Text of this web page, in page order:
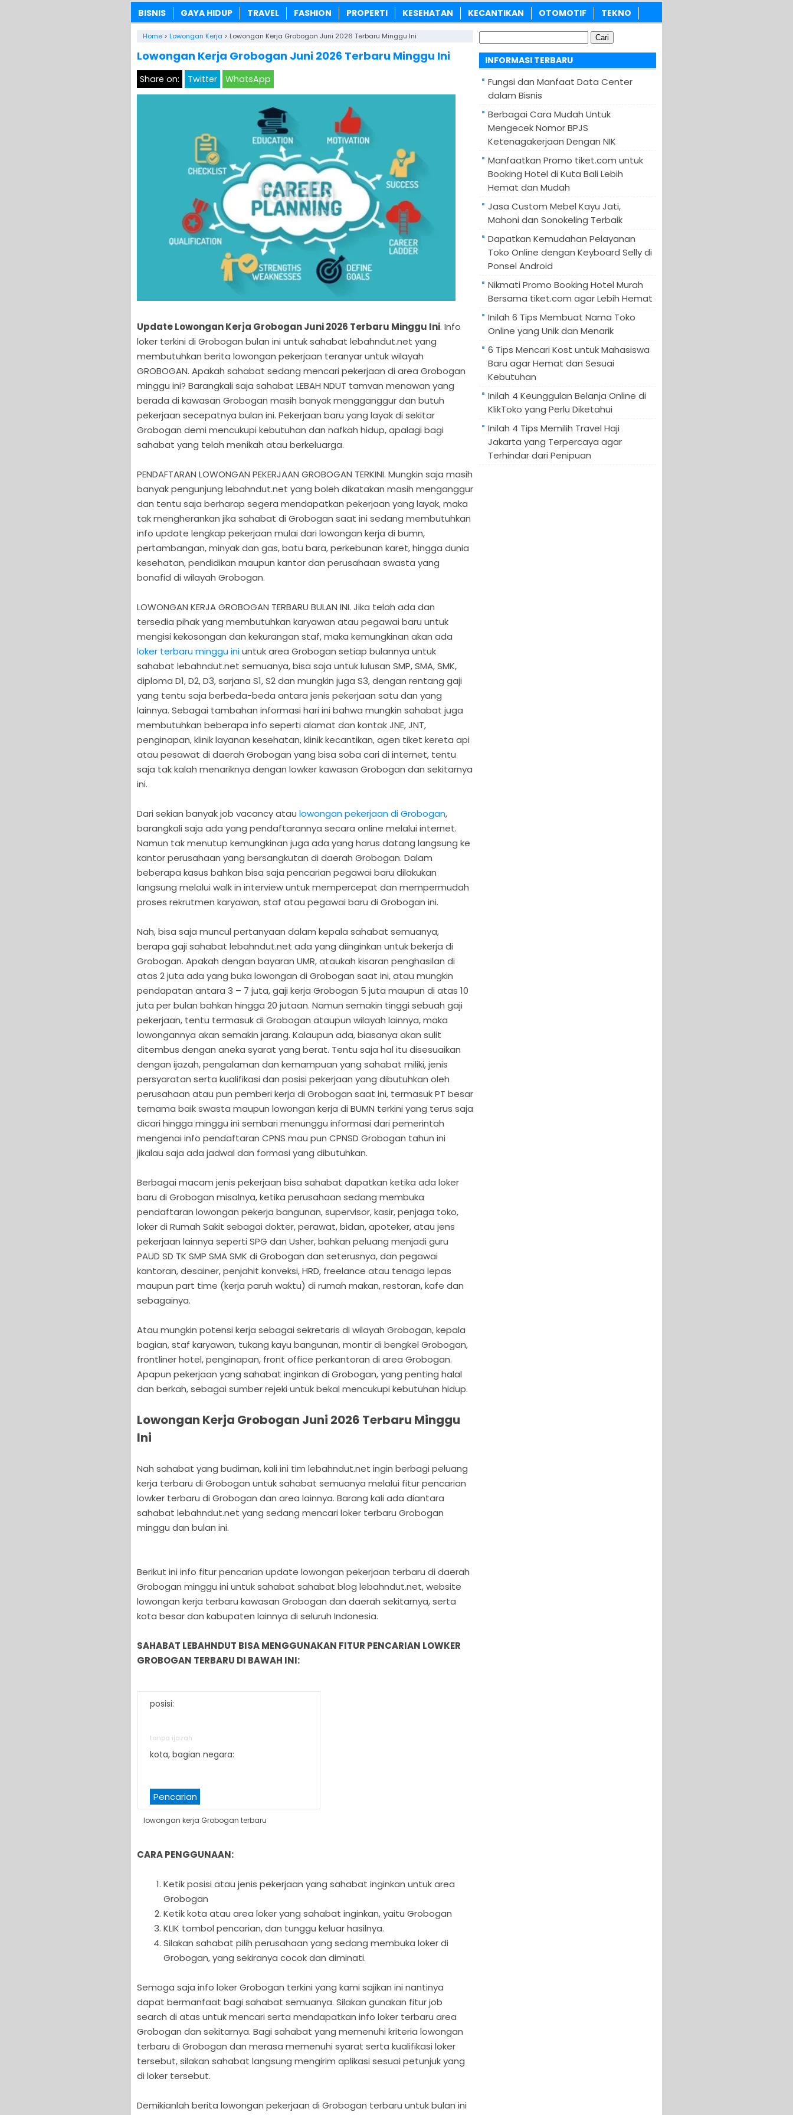
BISNIS GAYA HIDUP TRAVEL FASHION PROPERTI KESEHATAN KECANTIKAN OTOMOTIF TEKNO
Home > Lowongan Kerja > Lowongan Kerja Grobogan Juni 2026 Terbaru Minggu Ini
Lowongan Kerja Grobogan Juni 2026 Terbaru Minggu Ini
Share on: Twitter WhatsApp
Update Lowongan Kerja Grobogan Juni 2026 Terbaru Minggu Ini. Info
loker terkini di Grobogan bulan ini untuk sahabat lebahndut.net yang
membutuhkan berita lowongan pekerjaan teranyar untuk wilayah
GROBOGAN. Apakah sahabat sedang mencari pekerjaan di area Grobogan
minggu ini? Barangkali saja sahabat LEBAH NDUT tamvan menawan yang
berada di kawasan Grobogan masih banyak mengganggur dan butuh
pekerjaan secepatnya bulan ini. Pekerjaan baru yang layak di sekitar
Grobogan demi mencukupi kebutuhan dan nafkah hidup, apalagi bagi
sahabat yang telah menikah atau berkeluarga.
PENDAFTARAN LOWONGAN PEKERJAAN GROBOGAN TERKINI. Mungkin saja masih
banyak pengunjung lebahndut.net yang boleh dikatakan masih menganggur
dan tentu saja berharap segera mendapatkan pekerjaan yang layak, maka
tak mengherankan jika sahabat di Grobogan saat ini sedang membutuhkan
info update lengkap pekerjaan mulai dari lowongan kerja di bumn,
pertambangan, minyak dan gas, batu bara, perkebunan karet, hingga dunia
kesehatan, pendidikan maupun kantor dan perusahaan swasta yang
bonafid di wilayah Grobogan.
LOWONGAN KERJA GROBOGAN TERBARU BULAN INI. Jika telah ada dan
tersedia pihak yang membutuhkan karyawan atau pegawai baru untuk
mengisi kekosongan dan kekurangan staf, maka kemungkinan akan ada
loker terbaru minggu iniuntuk area Grobogan setiap bulannya untuk
sahabat lebahndut.net semuanya, bisa saja untuk lulusan SMP, SMA, SMK,
diploma D1, D2, D3, sarjana S1, S2 dan mungkin juga S3, dengan rentang gaji
yang tentu saja berbeda-beda antara jenis pekerjaan satu dan yang
lainnya. Sebagai tambahan informasi hari ini bahwa mungkin sahabat juga
membutuhkan beberapa info seperti alamat dan kontak JNE, JNT,
penginapan, klinik layanan kesehatan, klinik kecantikan, agen tiket kereta api
atau pesawat di daerah Grobogan yang bisa soba cari di internet, tentu
saja tak kalah menariknya dengan lowker kawasan Grobogan dan sekitarnya
ini.
Dari sekian banyak job vacancy atau lowongan pekerjaan di Grobogan,
barangkali saja ada yang pendaftarannya secara online melalui internet.
Namun tak menutup kemungkinan juga ada yang harus datang langsung ke
kantor perusahaan yang bersangkutan di daerah Grobogan. Dalam
beberapa kasus bahkan bisa saja pencarian pegawai baru dilakukan
langsung melalui walk in interview untuk mempercepat dan mempermudah
proses rekrutmen karyawan, staf atau pegawai baru di Grobogan ini.
Nah, bisa saja muncul pertanyaan dalam kepala sahabat semuanya,
berapa gaji sahabat lebahndut.net ada yang diinginkan untuk bekerja di
Grobogan. Apakah dengan bayaran UMR, ataukah kisaran penghasilan di
atas 2 juta ada yang buka lowongan di Grobogan saat ini, atau mungkin
pendapatan antara 3 – 7 juta, gaji kerja Grobogan 5 juta maupun di atas 10
juta per bulan bahkan hingga 20 jutaan. Namun semakin tinggi sebuah gaji
pekerjaan, tentu termasuk di Grobogan ataupun wilayah lainnya, maka
lowongannya akan semakin jarang. Kalaupun ada, biasanya akan sulit
ditembus dengan aneka syarat yang berat. Tentu saja hal itu disesuaikan
dengan ijazah, pengalaman dan kemampuan yang sahabat miliki, jenis
persyaratan serta kualifikasi dan posisi pekerjaan yang dibutuhkan oleh
perusahaan atau pun pemberi kerja di Grobogan saat ini, termasuk PT besar
ternama baik swasta maupun lowongan kerja di BUMN terkini yang terus saja
dicari hingga minggu ini sembari menunggu informasi dari pemerintah
mengenai info pendaftaran CPNS mau pun CPNSD Grobogan tahun ini
jikalau saja ada jadwal dan formasi yang dibutuhkan.
Berbagai macam jenis pekerjaan bisa sahabat dapatkan ketika ada loker
baru di Grobogan misalnya, ketika perusahaan sedang membuka
pendaftaran lowongan pekerja bangunan, supervisor, kasir, penjaga toko,
loker di Rumah Sakit sebagai dokter, perawat, bidan, apoteker, atau jens
pekerjaan lainnya seperti SPG dan Usher, bahkan peluang menjadi guru
PAUD SD TK SMP SMA SMK di Grobogan dan seterusnya, dan pegawai
kantoran, desainer, penjahit konveksi, HRD, freelance atau tenaga lepas
maupun part time (kerja paruh waktu) di rumah makan, restoran, kafe dan
sebagainya.
Atau mungkin potensi kerja sebagai sekretaris di wilayah Grobogan, kepala
bagian, staf karyawan, tukang kayu bangunan, montir di bengkel Grobogan,
frontliner hotel, penginapan, front office perkantoran di area Grobogan.
Apapun pekerjaan yang sahabat inginkan di Grobogan, yang penting halal
dan berkah, sebagai sumber rejeki untuk bekal mencukupi kebutuhan hidup.
Lowongan Kerja Grobogan Juni 2026 Terbaru Minggu
Ini
Nah sahabat yang budiman, kali ini tim lebahndut.net ingin berbagi peluang
kerja terbaru di Grobogan untuk sahabat semuanya melalui fitur pencarian
lowker terbaru di Grobogan dan area lainnya. Barang kali ada diantara
sahabat lebahndut.net yang sedang mencari loker terbaru Grobogan
minggu dan bulan ini.
Berikut ini info fitur pencarian update lowongan pekerjaan terbaru di daerah
Grobogan minggu ini untuk sahabat sahabat blog lebahndut.net, website
lowongan kerja terbaru kawasan Grobogan dan daerah sekitarnya, serta
kota besar dan kabupaten lainnya di seluruh Indonesia.
SAHABAT LEBAHNDUT BISA MENGGUNAKAN FITUR PENCARIAN LOWKER
GROBOGAN TERBARU DI BAWAH INI:
posisi:
tanpa ijazah
kota, bagian negara:
Pencarian
lowongan kerja Grobogan terbaru
CARA PENGGUNAAN:
Ketik posisi atau jenis pekerjaan yang sahabat inginkan untuk area
Grobogan
Ketik kota atau area loker yang sahabat inginkan, yaitu Grobogan
KLIK tombol pencarian, dan tunggu keluar hasilnya.
Silakan sahabat pilih perusahaan yang sedang membuka loker di
Grobogan, yang sekiranya cocok dan diminati.
Semoga saja info loker Grobogan terkini yang kami sajikan ini nantinya
dapat bermanfaat bagi sahabat semuanya. Silakan gunakan fitur job
search di atas untuk mencari serta mendapatkan info loker terbaru area
Grobogan dan sekitarnya. Bagi sahabat yang memenuhi kriteria lowongan
terbaru di Grobogan dan merasa memenuhi syarat serta kualifikasi loker
tersebut, silakan sahabat langsung mengirim aplikasi sesuai petunjuk yang
di loker tersebut.
Demikianlah berita lowongan pekerjaan di Grobogan terbaru untuk bulan ini
untuk:
INFORMASI TERBARU
Fungsi dan Manfaat Data Center
dalam Bisnis
Berbagai Cara Mudah Untuk
Mengecek Nomor BPJS
Ketenagakerjaan Dengan NIK
Manfaatkan Promo tiket.com untuk
Booking Hotel di Kuta Bali Lebih
Hemat dan Mudah
Jasa Custom Mebel Kayu Jati,
Mahoni dan Sonokeling Terbaik
Dapatkan Kemudahan Pelayanan
Toko Online dengan Keyboard Selly di
Ponsel Android
Nikmati Promo Booking Hotel Murah
Bersama tiket.com agar Lebih Hemat
Inilah 6 Tips Membuat Nama Toko
Online yang Unik dan Menarik
6 Tips Mencari Kost untuk Mahasiswa
Baru agar Hemat dan Sesuai
Kebutuhan
Inilah 4 Keunggulan Belanja Online di
KlikToko yang Perlu Diketahui
Inilah 4 Tips Memilih Travel Haji
Jakarta yang Terpercaya agar
Terhindar dari Penipuan